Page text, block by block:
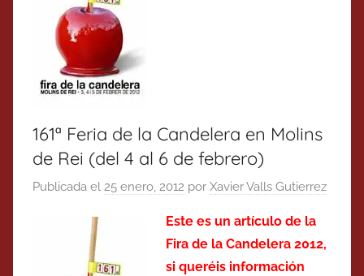
161ª Feria de la Candelera en Molins
de Rei (del 4 al 6 de febrero)
Publicada el 25 enero, 2012 por Xavier Valls Gutierrez
Este es un artículo de la
Fira de la Candelera 2012,
si queréis información